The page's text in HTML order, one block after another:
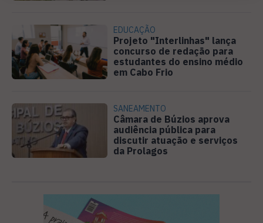
EDUCAÇÃO
Projeto "Interlinhas" lança
concurso de redação para
estudantes do ensino médio
em Cabo Frio
SANEAMENTO
Câmara de Búzios aprova
audiência pública para
discutir atuação e serviços
da Prolagos